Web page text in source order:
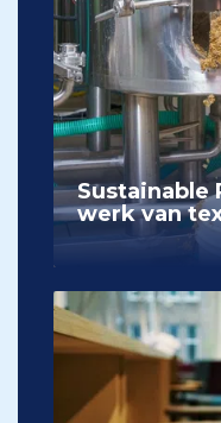
Sustainable
werk van